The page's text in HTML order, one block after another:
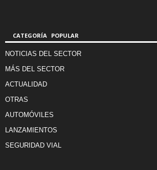
CATEGORÍA POPULAR
NOTICIAS DEL SECTOR
MÁS DEL SECTOR
ACTUALIDAD
OTRAS
AUTOMÓVILES
LANZAMIENTOS
SEGURIDAD VIAL